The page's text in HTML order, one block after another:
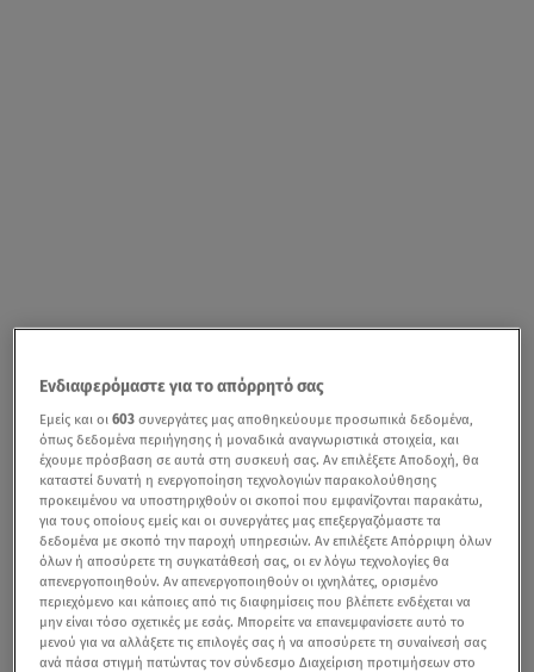
Ενδιαφερόμαστε για το απόρρητό σας
Εμείς και οι603 συνεργάτες μας αποθηκεύουμε προσωπικά δεδομένα,
όπως δεδομένα περιήγησης ή μοναδικά αναγνωριστικά στοιχεία, και
έχουμε πρόσβαση σε αυτά στη συσκευή σας. Αν επιλέξετε Αποδοχή, θα
καταστεί δυνατή η ενεργοποίηση τεχνολογιών παρακολούθησης
προκειμένου να υποστηριχθούν οι σκοποί που εμφανίζονται παρακάτω,
για τους οποίους εμείς και οι συνεργάτες μας επεξεργαζόμαστε τα
δεδομένα με σκοπό την παροχή υπηρεσιών. Αν επιλέξετε Απόρριψη όλων
όλων ή αποσύρετε τη συγκατάθεσή σας, οι εν λόγω τεχνολογίες θα
απενεργοποιηθούν. Αν απενεργοποιηθούν οι ιχνηλάτες, ορισμένο
περιεχόμενο και κάποιες από τις διαφημίσεις που βλέπετε ενδέχεται να
μην είναι τόσο σχετικές με εσάς. Μπορείτε να επανεμφανίσετε αυτό το
μενού για να αλλάξετε τις επιλογές σας ή να αποσύρετε τη συναίνεσή σας
ανά πάσα στιγμή πατώντας τον σύνδεσμο Διαχείριση προτιμήσεων στο